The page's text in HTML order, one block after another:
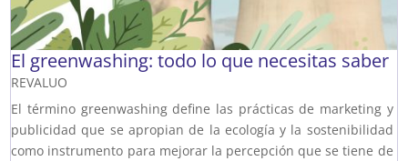
El greenwashing: todo lo que necesitas saber
REVALUO
El término greenwashing define las prácticas de marketing y
publicidad que se apropian de la ecología y la sostenibilidad
como instrumento para mejorar la percepción que se tiene de